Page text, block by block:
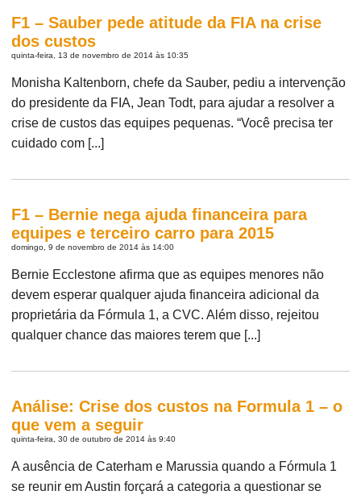
F1 – Sauber pede atitude da FIA na crise
dos custos
quinta-feira, 13 de novembro de 2014 às 10:35
Monisha Kaltenborn, chefe da Sauber, pediu a intervenção
do presidente da FIA, Jean Todt, para ajudar a resolver a
crise de custos das equipes pequenas. “Você precisa ter
cuidado com [...]
F1 – Bernie nega ajuda financeira para
equipes e terceiro carro para 2015
domingo, 9 de novembro de 2014 às 14:00
Bernie Ecclestone afirma que as equipes menores não
devem esperar qualquer ajuda financeira adicional da
proprietária da Fórmula 1, a CVC. Além disso, rejeitou
qualquer chance das maiores terem que [...]
Análise: Crise dos custos na Formula 1 – o
que vem a seguir
quinta-feira, 30 de outubro de 2014 às 9:40
A ausência de Caterham e Marussia quando a Fórmula 1
se reunir em Austin forçará a categoria a questionar se